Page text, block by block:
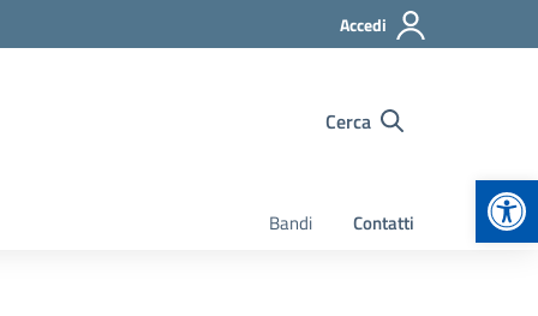
Accedi
Cerca
Bandi Contatti